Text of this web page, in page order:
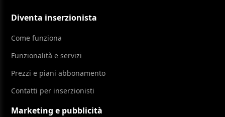
Diventa inserzionista
Come funziona
Funzionalità e servizi
Prezzi e piani abbonamento
Contatti per inserzionisti
Marketing e pubblicità